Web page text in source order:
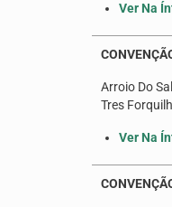
Ver Na
Arroio Do
Tres
Ver Na